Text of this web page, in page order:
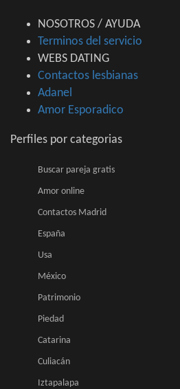
NOSOTROS / AYUDA
Terminos del servicio
WEBS DATING
Contactos lesbianas
Adanel
Amor Esporadico
Perfiles por categorias
Buscar pareja gratis
Amor online
Contactos Madrid
España
Usa
México
Patrimonio
Piedad
Catarina
Culiacán
Iztapalapa